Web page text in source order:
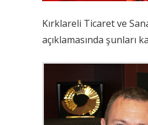
Kırklareli Ticaret ve
açıklamasında şunları